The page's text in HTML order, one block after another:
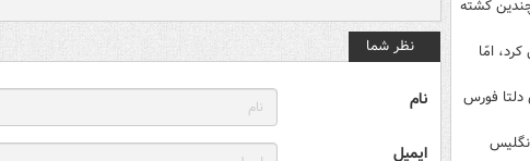
کشته
امّا
دلتا فورس
نظر شما
نام
ایمیل